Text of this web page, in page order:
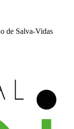
de Salva-Vidas